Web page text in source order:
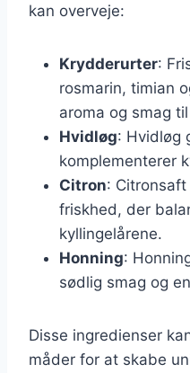
kan overveje:
Krydderurter:
rosmarin, timian
aroma og smag
Hvidløg: Hvidløg
komplementerer
Citron:
friskhed, der
kyllingelårene.
Honning:
sødlig smag og
Disse ingredienser
måder for at skabe